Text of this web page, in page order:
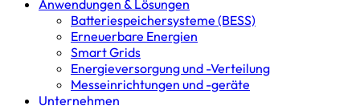
Anwendungen & Lösungen
Batterie­speicher­systeme (BESS)
Erneuerbare Energien
Smart Grids
Energieversorgung und -Verteilung
Messeinrichtungen und -geräte
Unternehmen